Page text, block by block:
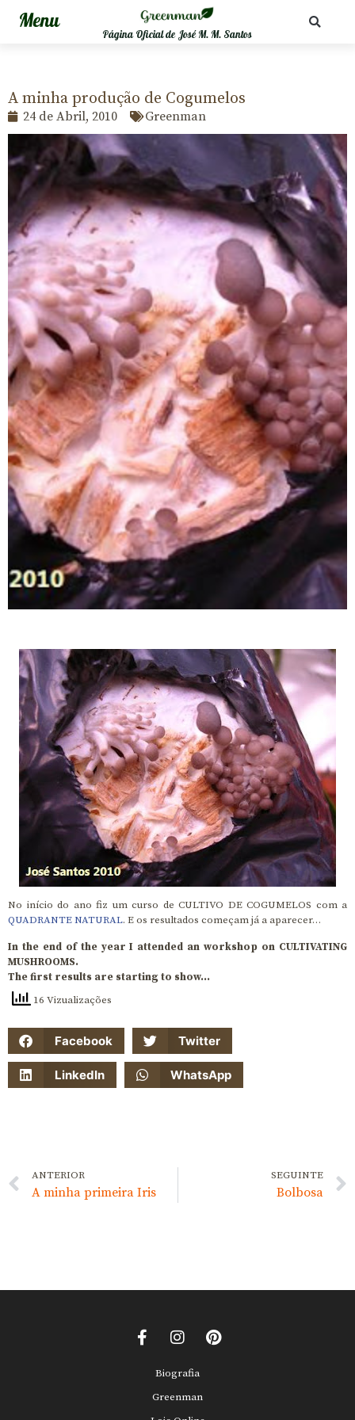
Página Oficial de José M. M. Santos
A minha produção de Cogumelos
24 de Abril, 2010 Greenman
No início do ano fiz um curso de CULTIVO DE COGUMELOS com a
QUADRANTE NATURAL. E os resultados começam já a aparecer…
In the end of the year I attended an workshop on CULTIVATING
MUSHROOMS.
The first results are starting to show…
16 Vizualizações
Facebook Twitter
LinkedIn WhatsApp
ANTERIOR
A minha primeira Iris
SEGUINTE
Bolbosa
Biografia
Greenman